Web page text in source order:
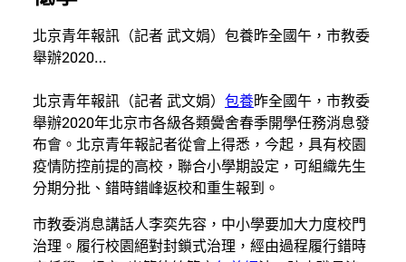
北京青年報訊（記者 武文娟）包養昨全國午，市教委
舉辦2020…
北京青年報訊（記者 武文娟） 包養昨全國午，市教委
舉辦2020年北京市各級各類黌舍春季開學任務消息發
布會。北京青年報記者從會上得悉，今起，具有校園
疫情防控前提的高校，聯合小學期設定，可組織先生
分期分批、錯時錯峰返校和重生報到。
市教委消息講話人李奕先容，中小學要加大力度校門
治理。履行校園絕對封鎖式治理，經由過程履行錯時